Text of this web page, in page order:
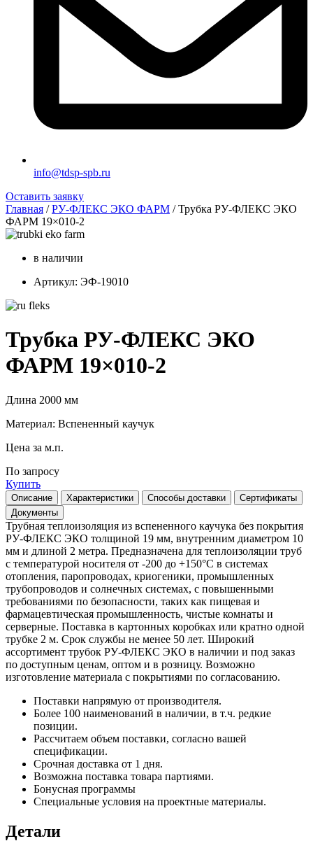
info@tdsp-spb.ru
Оставить заявку
Главная /РУ-ФЛЕКС ЭКО ФАРМ / Трубка РУ-ФЛЕКС ЭКО
ФАРМ 19×010-2
в наличии
Артикул: ЭФ-19010
Трубка РУ-ФЛЕКС ЭКО
ФАРМ 19×010-2
Длина 2000 мм
Материал: Вспененный каучук
Цена за м.п.
По запросу
Купить
Описание Характеристики Способы доставки
Сертификаты
Документы
Трубная теплоизоляция из вспененного каучука без покрытия
РУ-ФЛЕКС ЭКО толщиной 19 мм, внутренним диаметром 10
мм и длиной 2 метра. Предназначена для теплоизоляции труб
с температурой носителя от -200 до +150°С в системах
отопления, паропроводах, криогеники, промышленных
трубопроводов и солнечных системах, с повышенными
требованиями по безопасности, таких как пищевая и
фармацевтическая промышленность, чистые комнаты и
серверные. Поставка в картонных коробках или кратно одной
трубке 2 м. Срок службы не менее 50 лет. Широкий
ассортимент трубок РУ-ФЛЕКС ЭКО в наличии и под заказ
по доступным ценам, оптом и в розницу. Возможно
изготовление материала с покрытиями по согласованию.
Поставки напрямую от производителя.
Более 100 наименований в наличии, в т.ч. редкие
позиции.
Рассчитаем объем поставки, согласно вашей
спецификации.
Срочная доставка от 1 дня.
Возможна поставка товара партиями.
Бонусная программы
Специальные условия на проектные материалы.
Детали